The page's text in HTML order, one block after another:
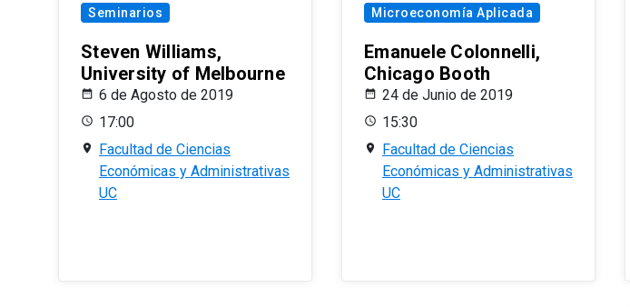
Seminarios
Steven Williams,
University of Melbourne
6 de Agosto de 2019
17:00
Facultad de Ciencias
Económicas y Administrativas
UC
Microeconomía Aplicada
Emanuele Colonnelli,
Chicago Booth
24 de Junio de 2019
15:30
Facultad de Ciencias
Económicas y Administrativas
UC